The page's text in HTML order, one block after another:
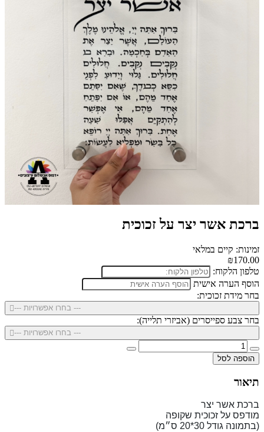
ברכת אשר יצר על זכוכית
זמינות: קיים במלאי
₪170.00
טלפון הלקוח:
הוסף הערה אישית
בחר מידת זכוכית:
--- בחרו אפשרויות ---
בחר צבע ספייסרים (אביזרי תלייה):
--- בחרו אפשרויות ---
הוספה לסל
תיאור
ברכת אשר יצר
מודפס על זכוכית שקופה
(בתמונה גודל 30*20 ס״מ)